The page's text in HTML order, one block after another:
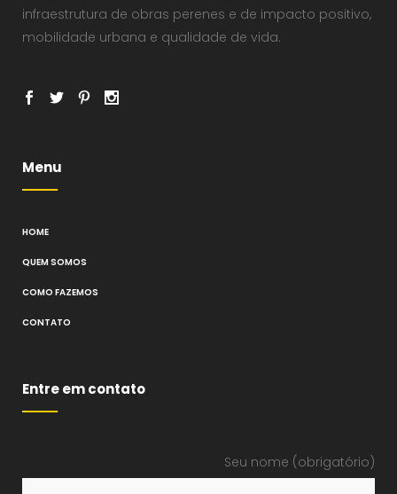
infraestrutura de obras perenes e de impacto positivo,
mobilidade urbana e qualidade de vida.
Menu
HOME
QUEM SOMOS
COMO FAZEMOS
CONTATO
Entre em contato
Seu nome (obrigatório)